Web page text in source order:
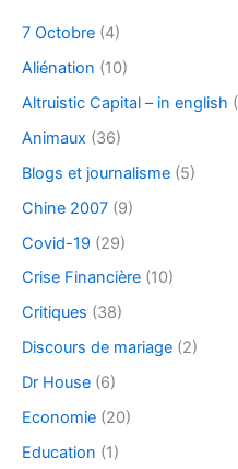
7 Octobre (4)
Aliénation (10)
Altruistic Capital – in english
Animaux (36)
Blogs et journalisme (5)
Chine 2007 (9)
Covid-19 (29)
Crise Financière (10)
Critiques (38)
Discours de mariage (2)
Dr House (6)
Economie (20)
Education (1)